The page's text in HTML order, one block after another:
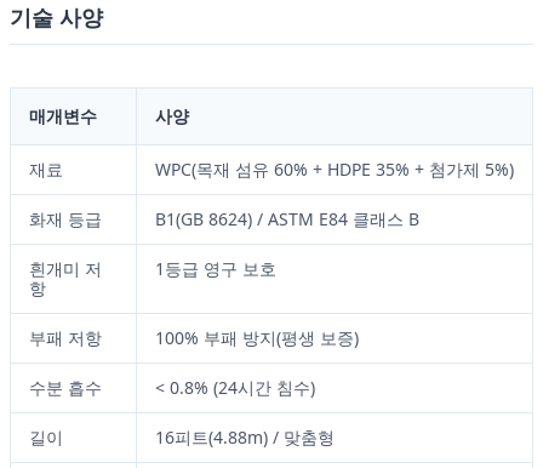
기술 사양
매개변수 사양
재료 WPC(목재 섬유 60% + HDPE 35% + 첨가제 5%)
화재 등급 B1(GB 8624) / ASTM E84 클래스 B
흰개미 저
항
1등급 영구 보호
부패 저항 100% 부패 방지(평생 보증)
수분 흡수 < 0.8% (24시간 침수)
길이 16피트(4.88m) / 맞춤형